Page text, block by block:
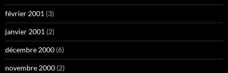
février 2001 (3)
janvier 2001 (2)
décembre 2000 (6)
novembre 2000 (2)